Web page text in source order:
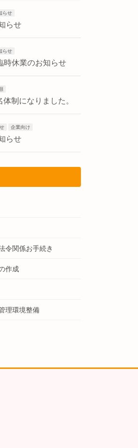
らせ
らせ
らせ
時休業のお知らせ
制になりました。
企業向け
らせ
令関係お手続き
作成
理環境整備